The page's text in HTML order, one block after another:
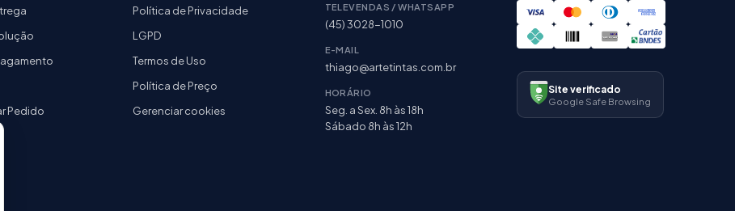
Pedido
Política de Privacidade
LGPD
Termos de Uso
Política de Preço
Gerenciar cookies
TELEVENDAS / WHATSAPP
(45) 3028-1010
E-MAIL
thiago@artetintas.com.br
HORÁRIO
Seg. a Sex. 8h às 18h
Sábado 8h às 12h
Site verificado
Google Safe Browsing